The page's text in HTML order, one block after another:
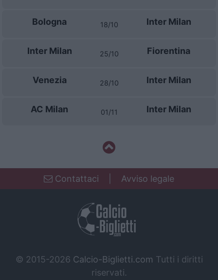
Bologna 18/10 Inter Milan
Inter Milan 25/10 Fiorentina
Venezia 28/10 Inter Milan
AC Milan 01/11 Inter Milan
Contattaci Avviso legale
© 2015-2026 Calcio-Biglietti.com Tutti i diritti
riservati.